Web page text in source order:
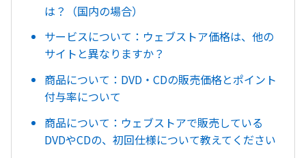
は？（国内の場合）
サービスについて：ウェブストア価格は、他の
サイトと異なりますか？
商品について：DVD・CDの販売価格とポイント
付与率について
商品について：ウェブストアで販売している
DVDやCDの、初回仕様について教えてください